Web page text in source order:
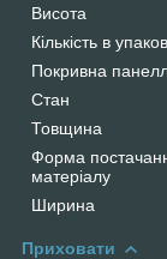
Висота
Кількість в
Покривна
Стан
Товщина
Форма
матеріалу
Ширина
Приховати